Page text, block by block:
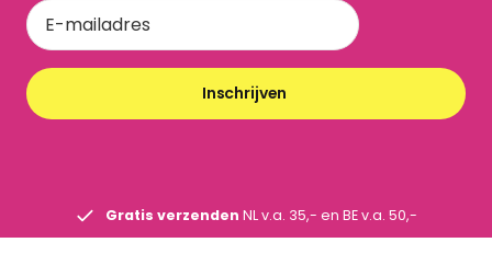
Inschrijven
Gratis verzenden NL v.a. 35,- en BE v.a. 50,-